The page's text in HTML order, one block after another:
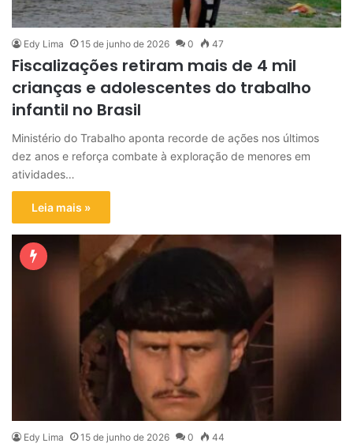
Edy Lima 15 de junho de 2026 0 47
Fiscalizações retiram mais de 4 mil
crianças e adolescentes do trabalho
infantil no Brasil
Ministério do Trabalho aponta recorde de ações nos últimos
dez anos e reforça combate à exploração de menores em
atividades…
Leia mais »
Edy Lima 15 de junho de 2026 0 44